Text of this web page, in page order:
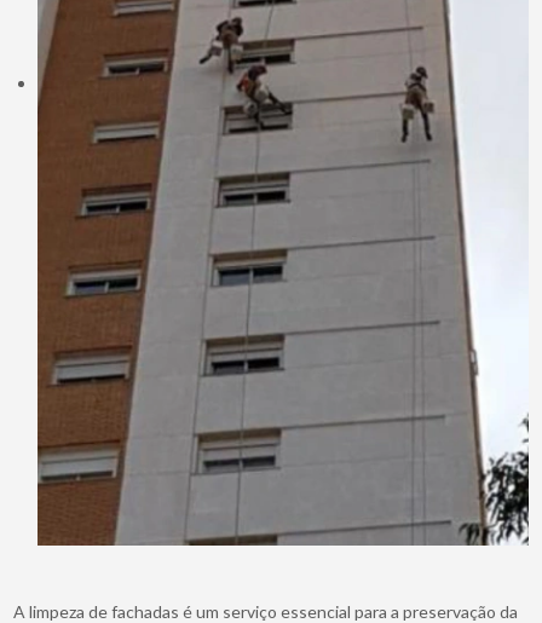
A limpeza de fachadas é um serviço essencial para a preservação da